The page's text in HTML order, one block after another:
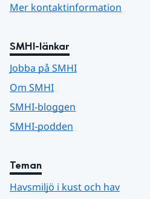
Mer kontaktinformation
SMHI-länkar
Jobba på SMHI
Om SMHI
SMHI-bloggen
SMHI-podden
Teman
Havsmiljö i kust och hav